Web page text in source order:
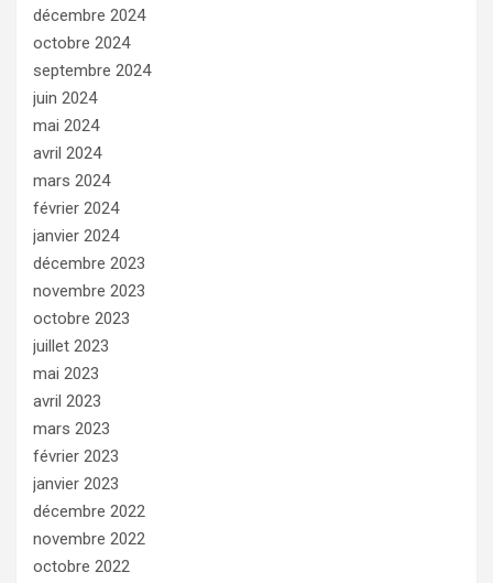
décembre 2024
octobre 2024
septembre 2024
juin 2024
mai 2024
avril 2024
mars 2024
février 2024
janvier 2024
décembre 2023
novembre 2023
octobre 2023
juillet 2023
mai 2023
avril 2023
mars 2023
février 2023
janvier 2023
décembre 2022
novembre 2022
octobre 2022